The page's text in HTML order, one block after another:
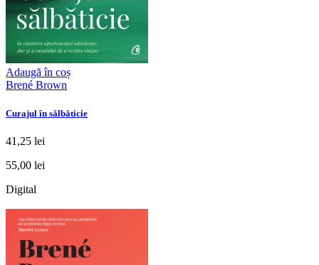
Adaugă în coș
Brené Brown
Curajul în sălbăticie
41,25 lei
55,00 lei
Digital